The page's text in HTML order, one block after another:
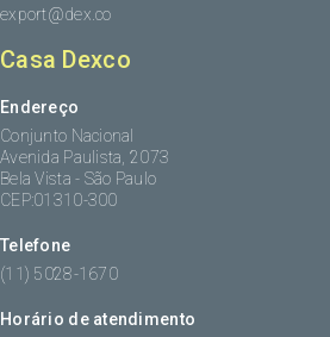
export@dex.co
Casa Dexco
Endereço
Conjunto Nacional
Avenida Paulista, 2073
Bela Vista - São Paulo
CEP:01310-300
Telefone
(11) 5028-1670
Horário de atendimento